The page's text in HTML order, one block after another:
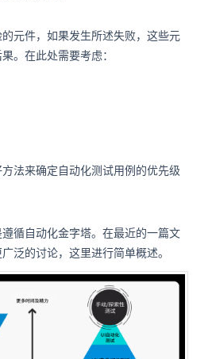
元件，如果发生所述失败，这些元
。在此处需要考虑：
法来确定自动化测试用例的优先级
循自动化金字塔。在最近的一篇文
泛的讨论，这里进行简单概述。